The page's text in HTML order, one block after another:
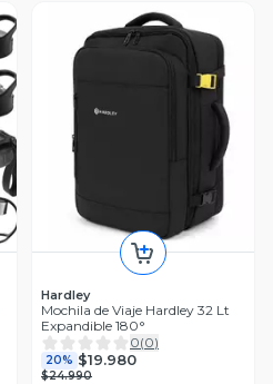
Hardley
Mochila de Viaje Hardley 32 Lt
Expandible 180°
0(0)
20% $19.980
$24.990